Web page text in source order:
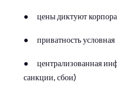
● цены диктуют
● приватность условная
● централизованная
санкции, сбои)